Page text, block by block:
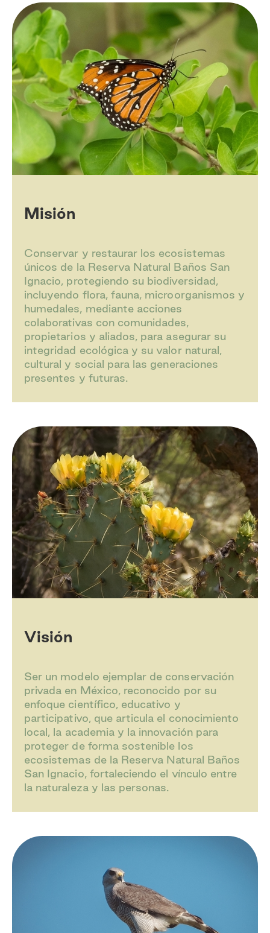
Misión
Conservar y restaurar los ecosistemas
únicos de la Reserva Natural Baños San
Ignacio, protegiendo su biodiversidad,
incluyendo flora, fauna, microorganismos y
humedales, mediante acciones
colaborativas con comunidades,
propietarios y aliados, para asegurar su
integridad ecológica y su valor natural,
cultural y social para las generaciones
presentes y futuras.
Visión
Ser un modelo ejemplar de conservación
privada en México, reconocido por su
enfoque científico, educativo y
participativo, que articula el conocimiento
local, la academia y la innovación para
proteger de forma sostenible los
ecosistemas de la Reserva Natural Baños
San Ignacio, fortaleciendo el vínculo entre
la naturaleza y las personas.